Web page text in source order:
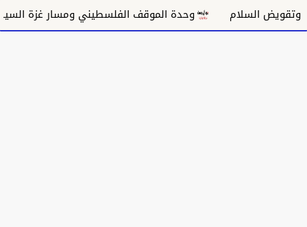
وحدة الموقف الفلسطيني ومسار غزة السياسي